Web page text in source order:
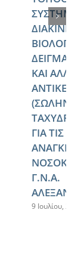
ΚΑΙ
ΓΙΑ ΤΙΣ
ΑΝΑΓΚΕΣ
Γ.Ν.Α.
9 Ιουλίου, 2026